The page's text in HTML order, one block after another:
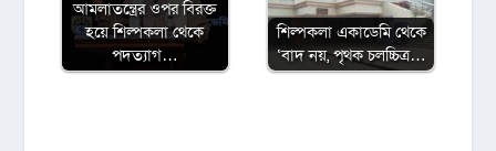
আমলাতন্ত্রের ওপর বিরক্ত
হয়ে শিল্পকলা থেকে
পদত্যাগ…
শিল্পকলা একাডেমি থেকে
‘বাদ নয়, পৃথক চলচ্চিত্র…